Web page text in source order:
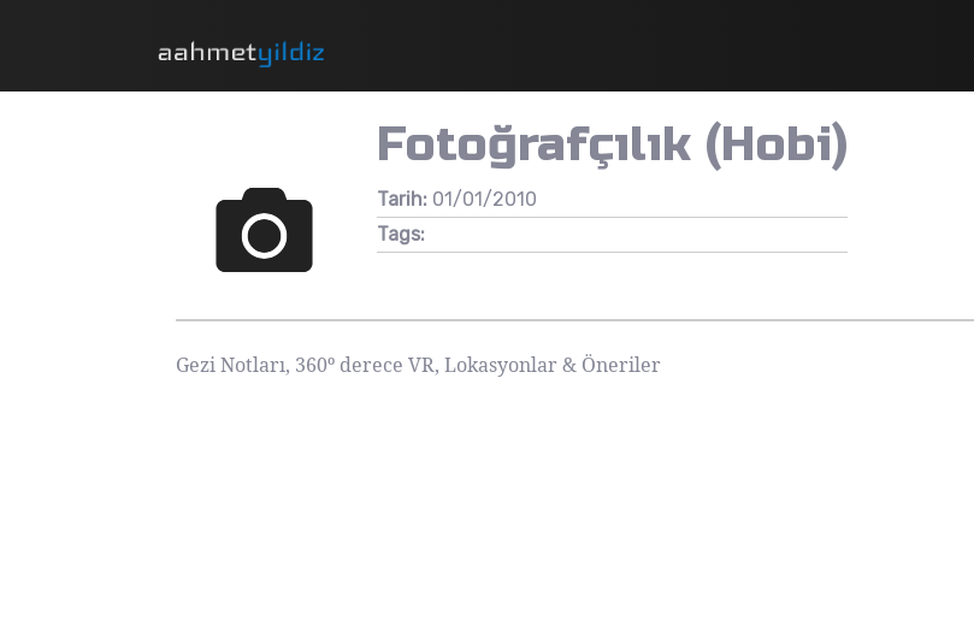
Fotoğrafçılık (Hobi)
Tarih: 01/01/2010
Tags:
Gezi Notları, 360º derece VR, Lokasyonlar & Öneriler